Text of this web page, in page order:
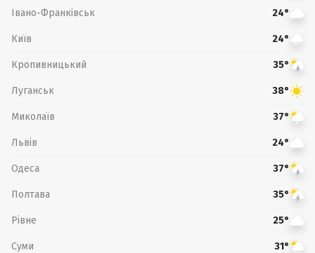
Івано-Франківськ 24°
Київ 24°
Кропивницький 35°
Луганськ 38°
Миколаїв 37°
Львів 24°
Одеса 37°
Полтава 35°
Рівне 25°
Суми 31°